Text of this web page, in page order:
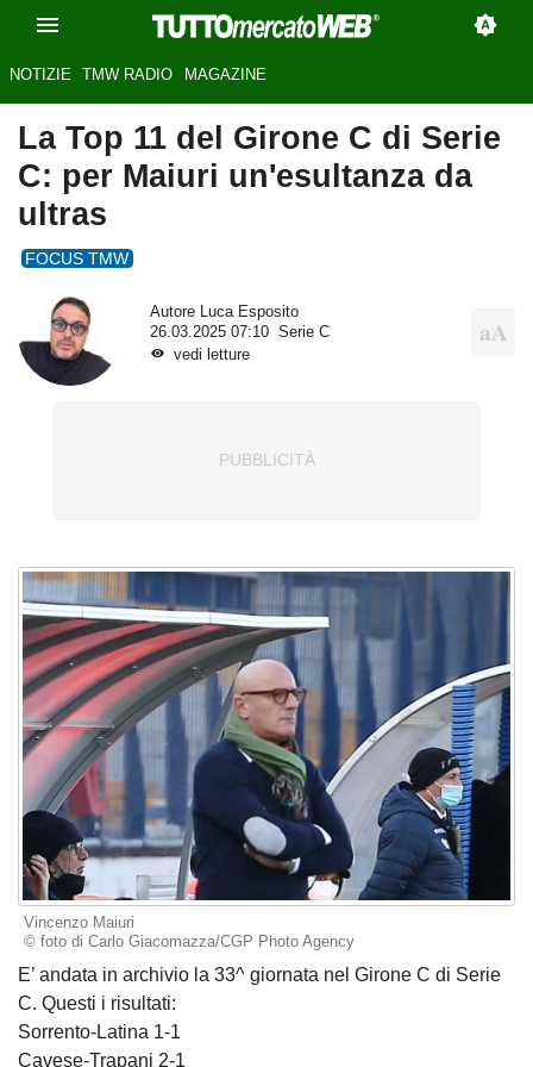
NOTIZIE TMW RADIO MAGAZINE
La Top 11 del Girone C di Serie
C: per Maiuri un'esultanza da
ultras
FOCUS TMW
Autore Luca Esposito
26.03.2025 07:10
Serie C
vedi letture
Vincenzo Maiuri
© foto di Carlo Giacomazza/CGP Photo Agency
E’ andata in archivio la 33^ giornata nel Girone C di Serie
C. Questi i risultati:
Sorrento-Latina 1-1
Cavese-Trapani 2-1